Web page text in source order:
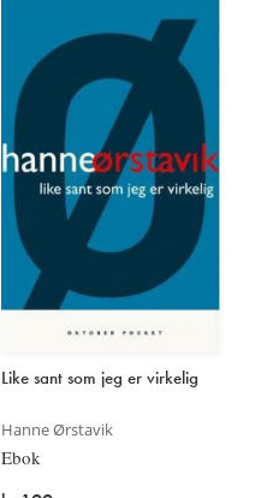
Like sant som jeg er virkelig
Hanne Ørstavik
Ebok